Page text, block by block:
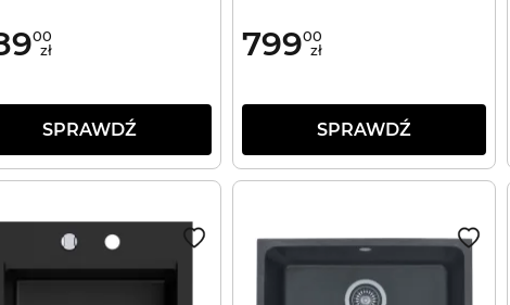
00
zł
SPRAWDŹ
79900
zł
SPRAWDŹ